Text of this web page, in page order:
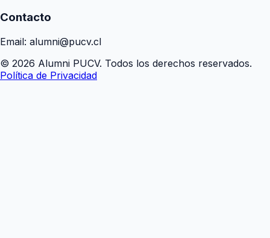
Contacto
Email: alumni@pucv.cl
© 2026 Alumni PUCV. Todos los derechos reservados.
Política de Privacidad